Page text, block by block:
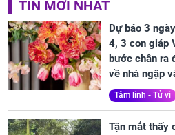
TIN MỚI NHẤT
Dự báo 3
4, 3 con giáp
bước chân ra
về nhà ngập
Tâm linh - Tử vi
Tận mắt thấy